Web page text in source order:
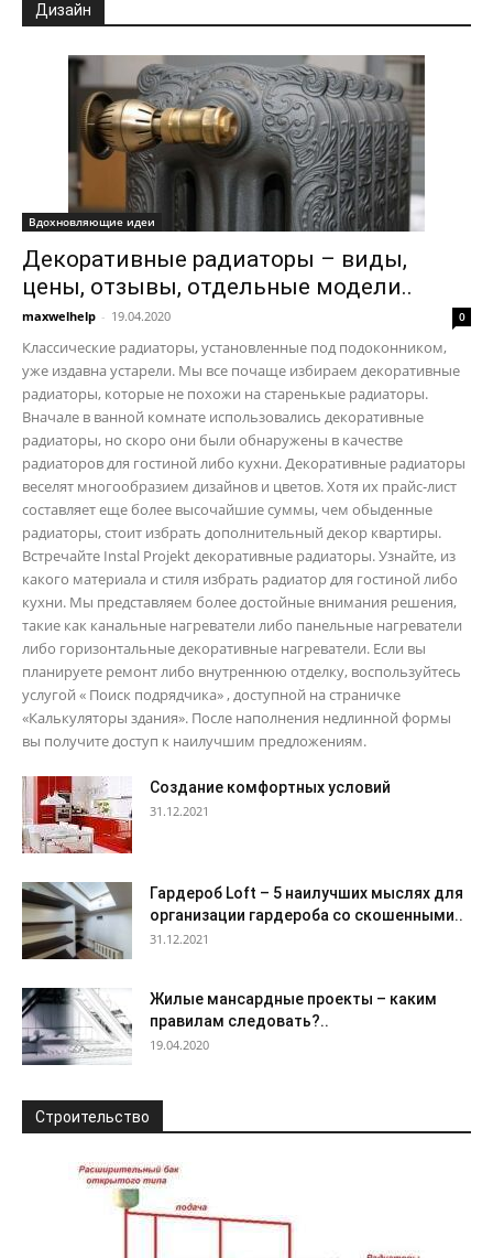
Дизайн
Вдохновляющие идеи
Декоративные радиаторы – виды,
цены, отзывы, отдельные модели..
maxwelhelp - 19.04.2020 0
Классические радиаторы, установленные под подоконником,
уже издавна устарели. Мы все почаще избираем декоративные
радиаторы, которые не похожи на старенькые радиаторы.
Вначале в ванной комнате использовались декоративные
радиаторы, но скоро они были обнаружены в качестве
радиаторов для гостиной либо кухни. Декоративные радиаторы
веселят многообразием дизайнов и цветов. Хотя их прайс-лист
составляет еще более высочайшие суммы, чем обыденные
радиаторы, стоит избрать дополнительный декор квартиры.
Встречайте Instal Projekt декоративные радиаторы. Узнайте, из
какого материала и стиля избрать радиатор для гостиной либо
кухни. Мы представляем более достойные внимания решения,
такие как канальные нагреватели либо панельные нагреватели
либо горизонтальные декоративные нагреватели. Если вы
планируете ремонт либо внутреннюю отделку, воспользуйтесь
услугой « Поиск подрядчика» , доступной на страничке
«Калькуляторы здания». После наполнения недлинной формы
вы получите доступ к наилучшим предложениям.
Создание комфортных условий
31.12.2021
Гардероб Loft – 5 наилучших мыслях для
организации гардероба со скошенными..
31.12.2021
Жилые мансардные проекты – каким
правилам следовать?..
19.04.2020
Строительство